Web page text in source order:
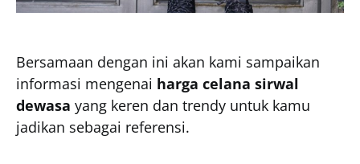
Bersamaan dengan ini akan kami sampaikan
informasi mengenai harga celana sirwal
dewasa yang keren dan trendy untuk kamu
jadikan sebagai referensi.